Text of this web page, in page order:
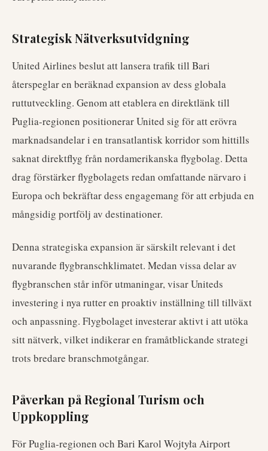
Strategisk Nätverksutvidgning
United Airlines beslut att lansera trafik till Bari
återspeglar en beräknad expansion av dess globala
ruttutveckling. Genom att etablera en direktlänk till
Puglia-regionen positionerar United sig för att erövra
marknadsandelar i en transatlantisk korridor som hittills
saknat direktflyg från nordamerikanska flygbolag. Detta
drag förstärker flygbolagets redan omfattande närvaro i
Europa och bekräftar dess engagemang för att erbjuda en
mångsidig portfölj av destinationer.
Denna strategiska expansion är särskilt relevant i det
nuvarande flygbranschklimatet. Medan vissa delar av
flygbranschen står inför utmaningar, visar Uniteds
investering i nya rutter en proaktiv inställning till tillväxt
och anpassning. Flygbolaget investerar aktivt i att utöka
sitt nätverk, vilket indikerar en framåtblickande strategi
trots bredare branschmotgångar.
Påverkan på Regional Turism och
Uppkoppling
För Puglia-regionen och Bari Karol Wojtyła Airport